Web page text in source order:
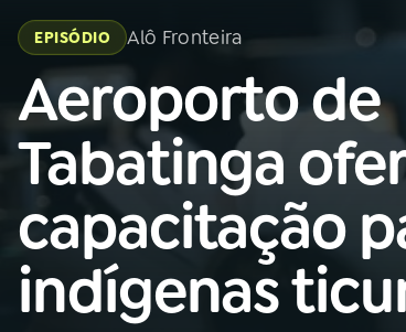
Buscar
na
Rádio
Nacional
AO VIVO
01INÍCIO
02A RÁDIO
na
Rádio
Nacional
EPISÓDIO Alô Fronteira
Aeroporto de
Tabatinga
capacitação
indígenas